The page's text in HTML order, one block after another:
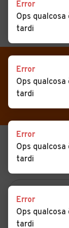
CERCA
Auto
Auto
Auto Km
Noleggio
Camper
VENDI
MAGAZINE
ACCEDI
USATO
Error
Ops
tardi
Error
Ops
tardi
Error
Ops
tardi
Error
Ops
tardi